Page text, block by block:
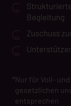
Begleitung
Zuschuss
*Nur für Voll-
gesetzlichen
entsprechen